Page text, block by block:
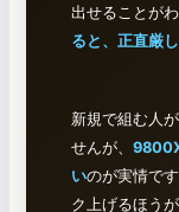
出せることが
ると、正直厳
新規で組む人
せんが、
いのが実情で
ク上げるほう